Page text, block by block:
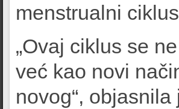
menstrualni
„Ovaj ciklus se
već kao novi
novog“,